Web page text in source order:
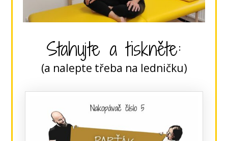
Stahujte a tiskněte:
(a nalepte třeba na ledničku)